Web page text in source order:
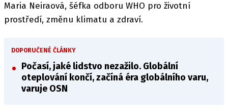
Maria Neiraová, šéfka odboru WHO pro životní
prostředí, změnu klimatu a zdraví.
DOPORUČENÉ ČLÁNKY
Počasí, jaké lidstvo nezažilo. Globální
oteplování končí, začíná éra globálního varu,
varuje OSN